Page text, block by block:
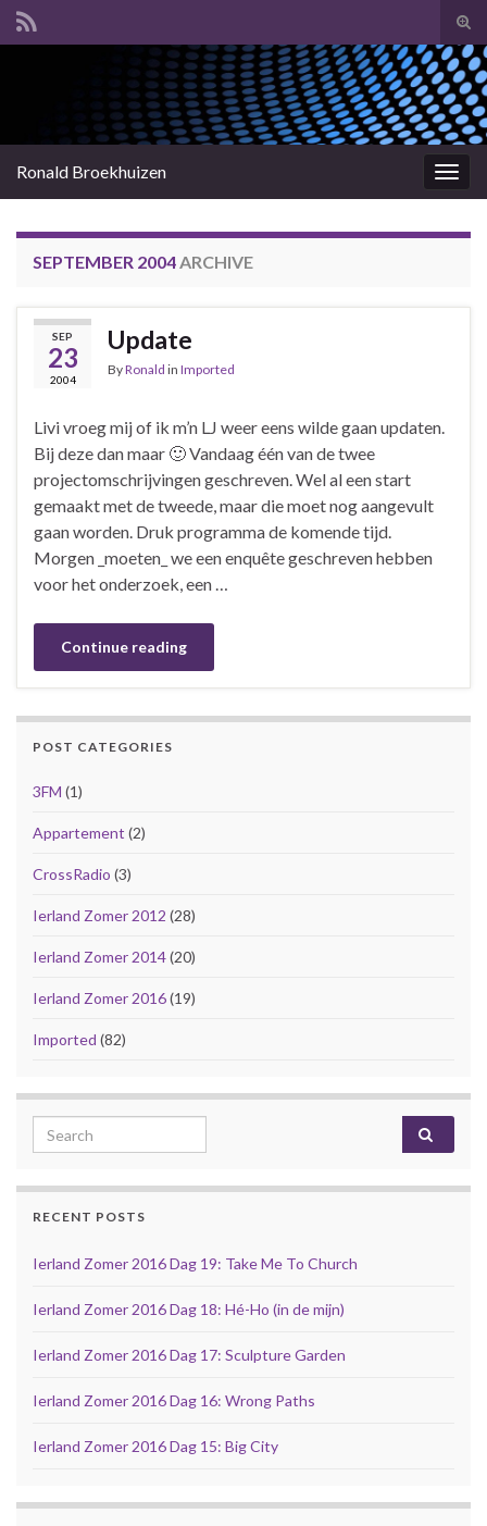
Search for:
Ronald Broekhuizen
SEPTEMBER 2004ARCHIVE
SEP
23
2004
Update
ByRonald in Imported
Livi vroeg mij of ik m’n LJ weer eens wilde gaan updaten.
Bij deze dan maar 🙂 Vandaag één van de twee
projectomschrijvingen geschreven. Wel al een start
gemaakt met de tweede, maar die moet nog aangevult
gaan worden. Druk programma de komende tijd.
Morgen _moeten_ we een enquête geschreven hebben
voor het onderzoek, een …
Continue reading
POST CATEGORIES
3FM (1)
Appartement (2)
CrossRadio (3)
Ierland Zomer 2012 (28)
Ierland Zomer 2014(20)
Ierland Zomer 2016(19)
Imported (82)
Search for:
RECENT POSTS
Ierland Zomer 2016 Dag 19: Take Me To Church
Ierland Zomer 2016 Dag 18: Hé-Ho (in de mijn)
Ierland Zomer 2016 Dag 17: Sculpture Garden
Ierland Zomer 2016 Dag 16: Wrong Paths
Ierland Zomer 2016 Dag 15: Big City